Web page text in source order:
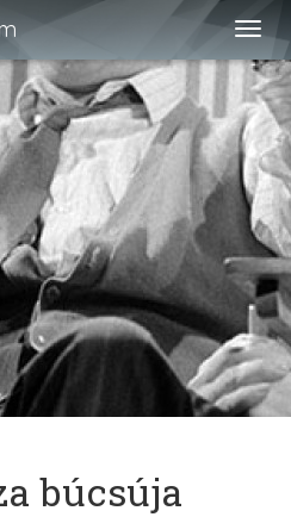
búcsúja